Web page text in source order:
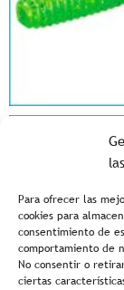
Para ofrecer las
cookies para
consentimiento de
comportamiento de
No consentir o
ciertas